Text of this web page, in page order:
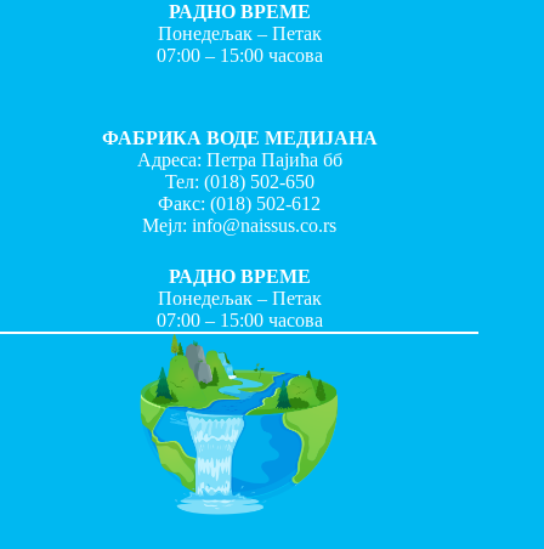
РАДНО ВРЕМЕ
Понедељак – Петак
07:00 – 15:00 часова
ФАБРИКА ВОДЕ МЕДИЈАНА
Адреса: Петра Пајића бб
Тел: (018) 502-650
Факс:(018) 502-612
Мејл:info@naissus.co.rs
РАДНО ВРЕМЕ
Понедељак – Петак
07:00 – 15:00 часова